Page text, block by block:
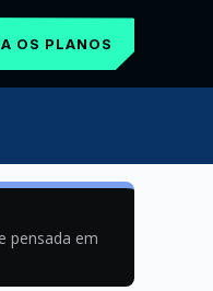
OS PLANOS
pensada em